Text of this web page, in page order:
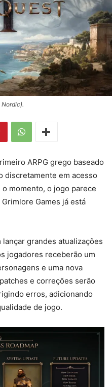
Nordic).
ARPG grego baseado
discretamente em acesso
momento, o jogo parece
Games já está
grandes atualizações
jogadores receberão um
e uma nova
e correções serão
erros, adicionando
de jogo.